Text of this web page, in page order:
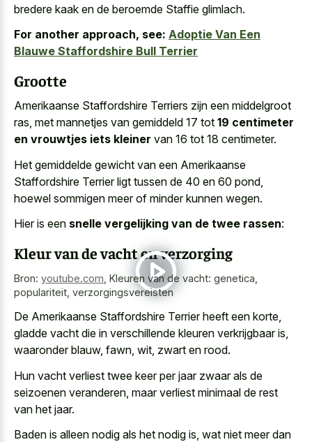
bredere kaak en de beroemde Staffie glimlach.
For another approach, see: Adoptie Van Een
Blauwe Staffordshire Bull Terrier
Grootte
Amerikaanse Staffordshire Terriers zijn een middelgroot
ras, met mannetjes van gemiddeld 17 tot 19 centimeter
en vrouwtjes iets kleiner van 16 tot 18 centimeter.
Het gemiddelde gewicht van een Amerikaanse
Staffordshire Terrier ligt tussen de 40 en 60 pond,
hoewel sommigen meer of minder kunnen wegen.
Hier is een snelle vergelijking van de twee rassen:
Kleur van de vacht en verzorging
Bron: youtube.com Kleuren van de vacht: genetica,
populariteit, verzorgingsvereisten
De Amerikaanse Staffordshire Terrier heeft een korte,
gladde vacht die in verschillende kleuren verkrijgbaar is,
waaronder blauw, fawn, wit, zwart en rood.
Hun vacht verliest twee keer per jaar zwaar als de
seizoenen veranderen , maar verliest minimaal de rest
van het jaar.
Baden is alleen nodig als het nodig is, wat niet meer dan